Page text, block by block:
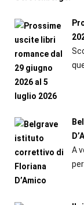
A
per